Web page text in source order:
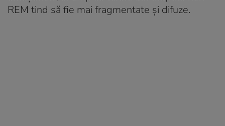
REM tind să fie mai fragmentate și difuze.